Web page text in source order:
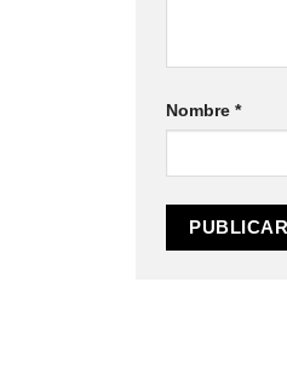
Nombre *